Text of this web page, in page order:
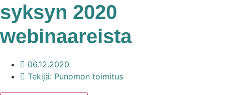
ja suunnittelu
Käsityönopetus
Teoriatieto
syksyn 2020
webinaareista
06.12.2020
Tekijä: Punomon toimitus